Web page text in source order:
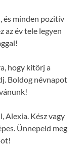
és minden pozitív
az év tele legyen
hogy kitörj a
Boldog névnapot
Alexia. Kész vagy
Ünnepeld meg